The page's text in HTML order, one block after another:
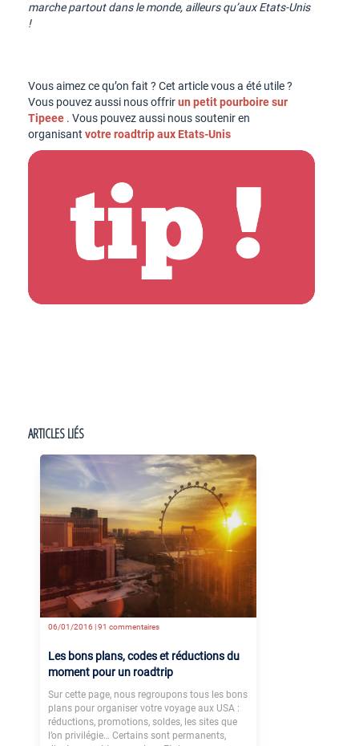
marche partout dans le monde, ailleurs qu’aux Etats-Unis
!
Vous aimez ce qu’on fait ? Cet article vous a été utile ?
Vous pouvez aussi nous offrirun petit pourboire sur
Tipeee . Vous pouvez aussi nous soutenir en
organisant votre roadtrip aux Etats-Unis
ARTICLES LIÉS
06/01/2016 |91 commentaires
Les bons plans, codes et réductions du
moment pour un roadtrip
Sur cette page, nous regroupons tous les bons
plans pour organiser votre voyage aux USA :
réductions, promotions, soldes, les sites que
l’on privilégie… Certains sont permanents,